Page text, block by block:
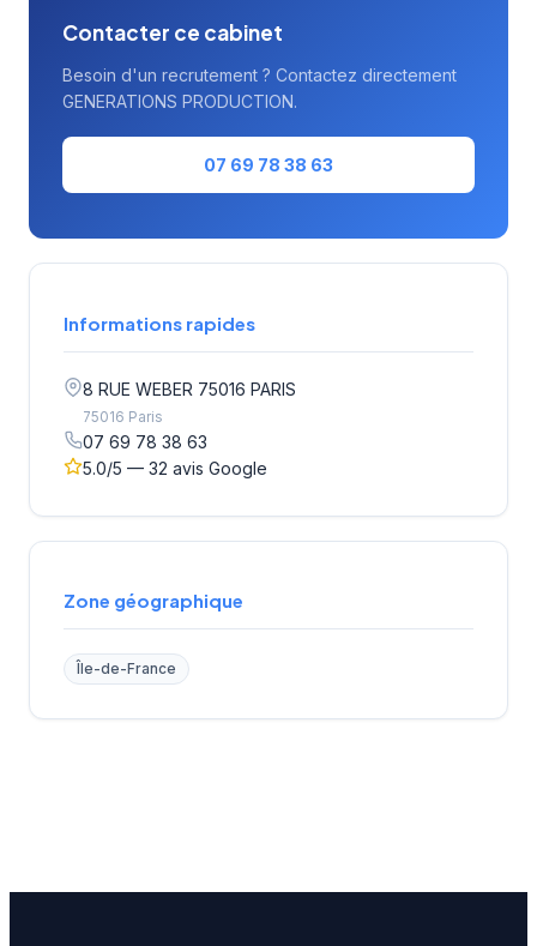
Contacter ce cabinet
Besoin d'un recrutement ? Contactez directement
GENERATIONS PRODUCTION.
07 69 78 38 63
Informations rapides
8 RUE WEBER 75016 PARIS
75016 Paris
07 69 78 38 63
5.0/5 — 32 avis Google
Zone géographique
Île-de-France